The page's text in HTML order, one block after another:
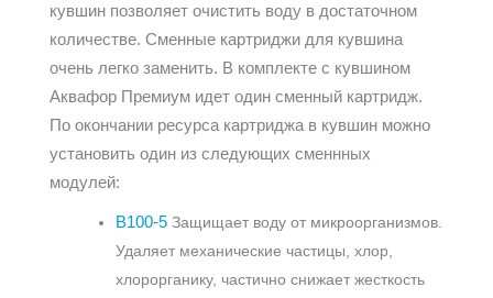
кувшин позволяет очистить воду в достаточном
количестве. Сменные картриджи для кувшина
очень легко заменить. В комплекте с кувшином
Аквафор Премиум идет один сменный картридж.
По окончании ресурса картриджа в кувшин можно
установить один из следующих сменнных
модулей:
В100-5 Защищает воду от микроорганизмов.
Удаляет механические частицы, хлор,
хлорорганику, частично снижает жесткость